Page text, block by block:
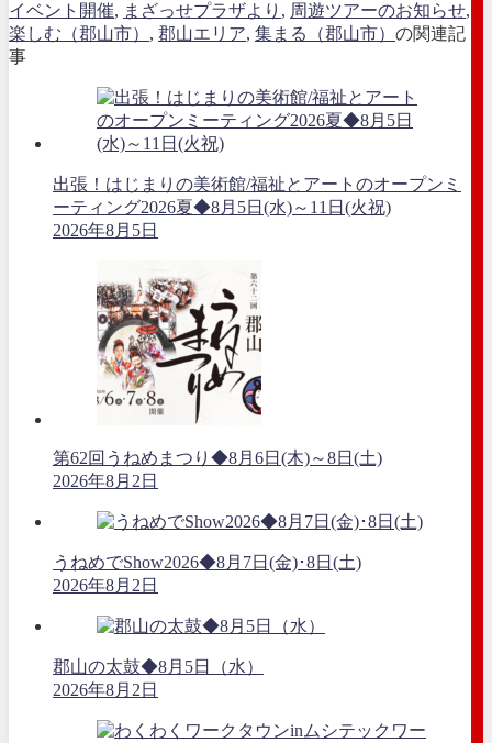
イベント開催, まざっせプラザより , 周遊ツアーのお知らせ,
楽しむ（郡山市） , 郡山エリア, 集まる（郡山市） の関連記
事
出張！はじまりの美術館/福祉とアートのオープンミ
ーティング2026夏◆8月5日(水)～11日(火祝)
2026年8月5日
第62回うねめまつり◆8月6日(木)～8日(土)
2026年8月2日
うねめでShow2026◆8月7日(金)･8日(土)
2026年8月2日
郡山の太鼓◆8月5日（水）
2026年8月2日